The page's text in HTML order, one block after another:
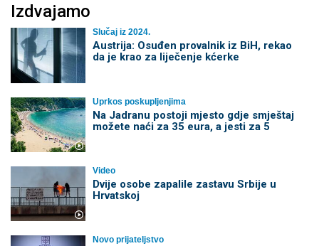
Izdvajamo
Slučaj iz 2024.
Austrija: Osuđen provalnik iz BiH, rekao
da je krao za liječenje kćerke
Uprkos poskupljenjima
Na Jadranu postoji mjesto gdje smještaj
možete naći za 35 eura, a jesti za 5
Video
Dvije osobe zapalile zastavu Srbije u
Hrvatskoj
Novo prijateljstvo